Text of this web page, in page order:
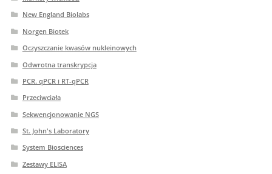
New England Biolabs
Norgen Biotek
Oczyszczanie kwasów nukleinowych
Odwrotna transkrypcja
PCR. qPCR i RT-qPCR
Przeciwciała
Sekwencjonowanie NGS
St. John's Laboratory
System Biosciences
Zestawy ELISA